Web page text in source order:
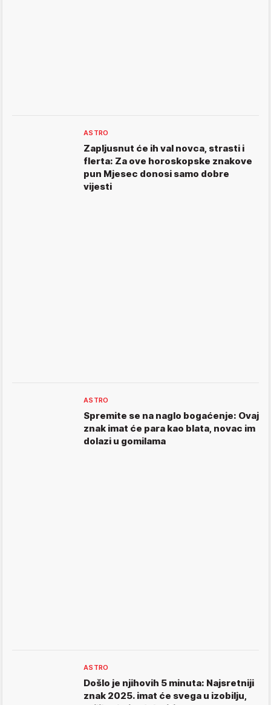
ASTRO
Zapljusnut će ih val novca, strasti i
flerta: Za ove horoskopske znakove
pun Mjesec donosi samo dobre
vijesti
ASTRO
Spremite se na naglo bogaćenje: Ovaj
znak imat će para kao blata, novac im
dolazi u gomilama
ASTRO
Došlo je njihovih 5 minuta: Najsretniji
znak 2025. imat će svega u izobilju,